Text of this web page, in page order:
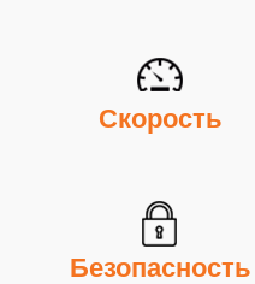
Скорость
Безопасность